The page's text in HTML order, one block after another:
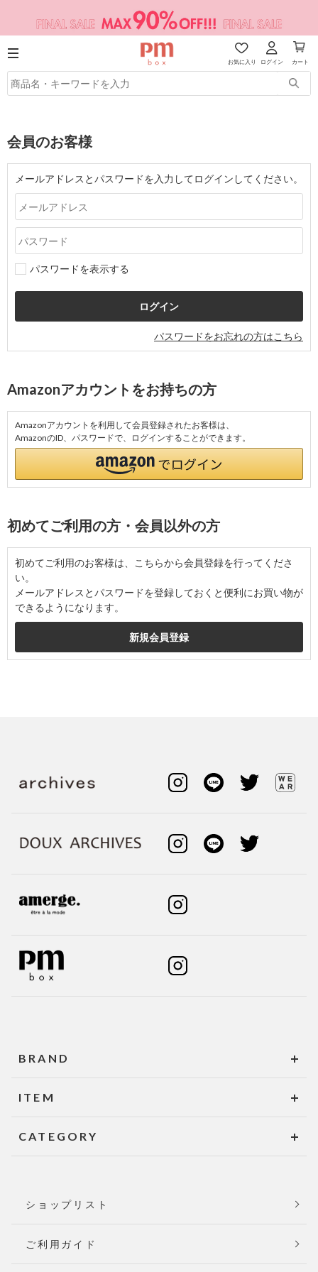
お気に入り ログイン カート
会員のお客様
メールアドレスとパスワードを入力してログインしてください。
パスワードを表示する
パスワードをお忘れの方はこちら
Amazonアカウントをお持ちの方
Amazonアカウントを利用して会員登録されたお客様は、
AmazonのID、パスワードで、ログインすることができます。
初めてご利用の方・会員以外の方
初めてご利用のお客様は、こちらから会員登録を行ってくださ
い。
メールアドレスとパスワードを登録しておくと便利にお買い物が
できるようになります。
BRAND
ITEM
CATEGORY
ショップリスト
ご利用ガイド